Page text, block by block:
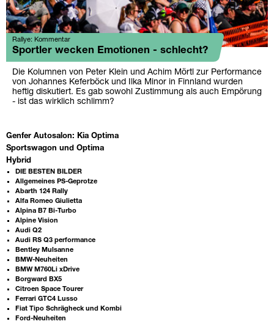
Rallye: Kommentar
Sportler wecken Emotionen - schlecht?
Die Kolumnen von Peter Klein und Achim Mörtl zur Performance
von Johannes Keferböck und Ilka Minor in Finnland wurden
heftig diskutiert. Es gab sowohl Zustimmung als auch Empörung
- ist das wirklich schlimm?
Genfer Autosalon: Kia Optima
Sportswagon und Optima
Hybrid
DIE BESTEN BILDER
Allgemeines PS-Geprotze
Abarth 124 Rally
Alfa Romeo Giulietta
Alpina B7 Bi-Turbo
Alpine Vision
Audi Q2
Audi RS Q3 performance
Bentley Mulsanne
BMW-Neuheiten
BMW M760Li xDrive
Borgward BX5
Citroen Space Tourer
Ferrari GTC4 Lusso
Fiat Tipo Schrägheck und Kombi
Ford-Neuheiten